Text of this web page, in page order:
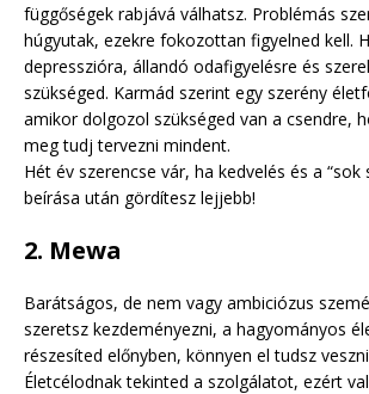
függőségek rabjává válhatsz. Problémás
húgyutak, ezekre fokozottan figyelned kell.
depresszióra, állandó odafigyelésre és
szükséged. Karmád szerint egy szerény
amikor dolgozol szükséged van a csendre,
meg tudj tervezni mindent.
Hét év szerencse vár, ha kedvelés és a “sok
beírása után gördítesz lejjebb!
2. Mewa
Barátságos, de nem vagy ambiciózus
szeretsz kezdeményezni, a hagyományos
részesíted előnyben, könnyen el tudsz
Életcélodnak tekinted a szolgálatot, ezért